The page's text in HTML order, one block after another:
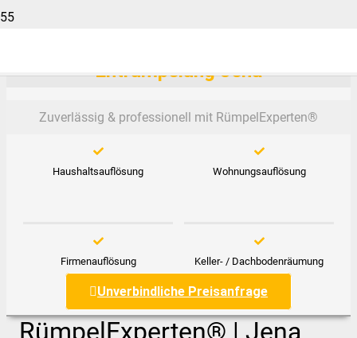
Entrümpelung Jena
Zuverlässig & professionell mit RümpelExperten®️
Haushaltsauflösung Wohnungsauflösung
Firmenauflösung Keller- / Dachbodenräumung
Unverbindliche Preisanfrage
RümpelExperten® | Jena